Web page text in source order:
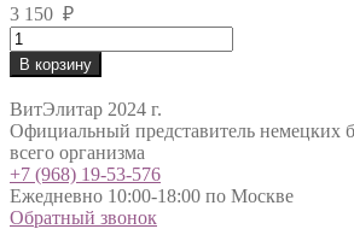
3 150 ₽
Прополис
-
Витамин
С
quantity
В корзину
ВитЭлитар 2024 г.
Официальный представитель немецких
всего организма
+7 (968) 19-53-576
Ежедневно 10:00-18:00 по Москве
Обратный звонок